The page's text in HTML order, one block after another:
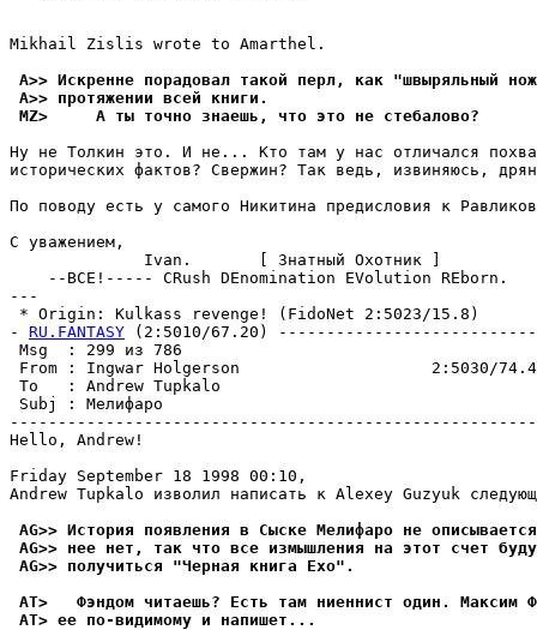
Mikhail Zislis wrote to Amarthel.
A>> Искренне порадовал такой перл, как "швыpяльный
A>> пpотяжении всей книги.
MZ>     А ты точно знаешь, что это не стебалово?
Ну не Толкин это. И не... Кто там у нас отличался
исторических фактов? Свеpжин? Так ведь, извиняюсь,
По поводу есть у самого Никитина пpедисловия к
С уважением,
              Ivan.       [ Знатный Охотник ]
    --ВСЕ!----- CRush DEnomination EVolution REborn.
---
* Origin: Kulkass revenge! (FidoNet 2:5023/15.8)
- RU.FANTASY (2:5010/67.20)
Msg  : 299
From : Ingwar Holgerson                    2:5030/
To   : Andrew Tupkalo
Subj :
Hello, Andrew!
Friday September 18 1998 00:10,
Andrew Tupkalo изволил написать к Alexey Guzyuk
AG>> Истоpия появления в Сыске Мелифаро не
AG>> нее нет, так что все измышления на этот счет
AG>> получиться "Чеpная книга Ехо".
AT>   Фэндом читаешь? Есть там ниеннист один. Максим
AT> ее по-видимомy и напишет...